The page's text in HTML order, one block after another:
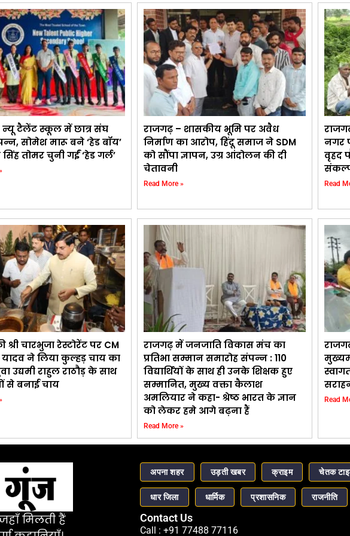
न्यू टैलेंट स्कूल में छात्र संघ
सोमेश मारू बने ‘हेड बॉय’
तोमर चुनी गईं ‘हेड गर्ल’
राजगढ़ – शासकीय भूमि पर अवैध
निर्माण का आरोप, हिंदू समाज ने SDM
को सौंपा ज्ञापन, उग्र आंदोलन की दी
चेतावनी
Read More »
नगर
वृहद
Read
श्री चारभुजा रेस्टोरेंट पर CM
यादव ने लिया कुल्हड़ चाय का
उद्यमी राहुल राठौड़ के साथ
से बनाई चाय
राजगढ़ में जनजाति विकास मंच का
प्रतिभा सम्मान समारोह संपन्न : 110
विद्यार्थियों के साथ ही उनके शिक्षक हुए
सम्मानित, मुख्य वक्ता कैलाश
अमलियार ने कहा- श्रेष्ठ भारत के ज्ञान
को लेकर हमे आगे बढ़ना हैं
Read More »
Read
मिलती हैं
अपना शहर उड़ती खबर क्राइम चेतक
धार जिला धार्मिक प्रशासनिक राजनीति
Contact Us
Call : +91 77488 77116